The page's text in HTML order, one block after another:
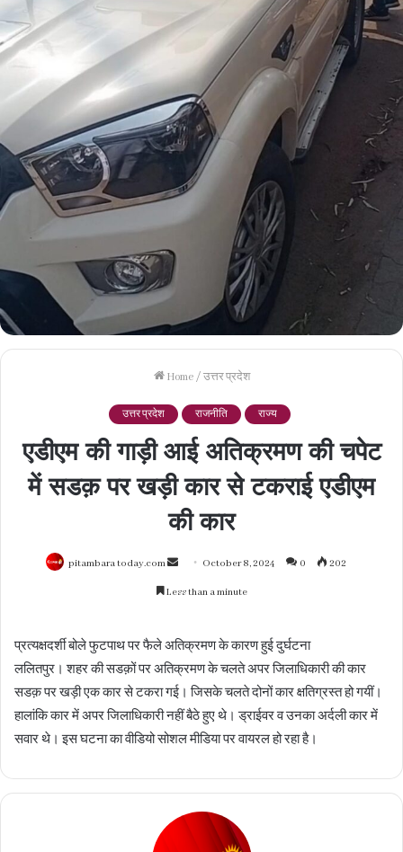
Home / उत्तर प्रदेश
उत्तर प्रदेश राजनीति राज्य
एडीएम की गाड़ी आई अतिक्रमण की चपेट
में सडक़ पर खड़ी कार से टकराई एडीएम
की कार
pitambara today.com
Send October 8, 2024 0 202
Less than a minute
प्रत्यक्षदर्शी बोले फुटपाथ पर फैले अतिक्रमण के कारण हुई दुर्घटना
ललितपुर। शहर की सडक़ों पर अतिक्रमण के चलते अपर जिलाधिकारी की कार
सडक़ पर खड़ी एक कार से टकरा गई। जिसके चलते दोनों कार क्षतिग्रस्त हो गयीं।
हालांकि कार में अपर जिलाधिकारी नहीं बैठे हुए थे। ड्राईवर व उनका अर्दली कार में
सवार थे। इस घटना का वीडियो सोशल मीडिया पर वायरल हो रहा है।